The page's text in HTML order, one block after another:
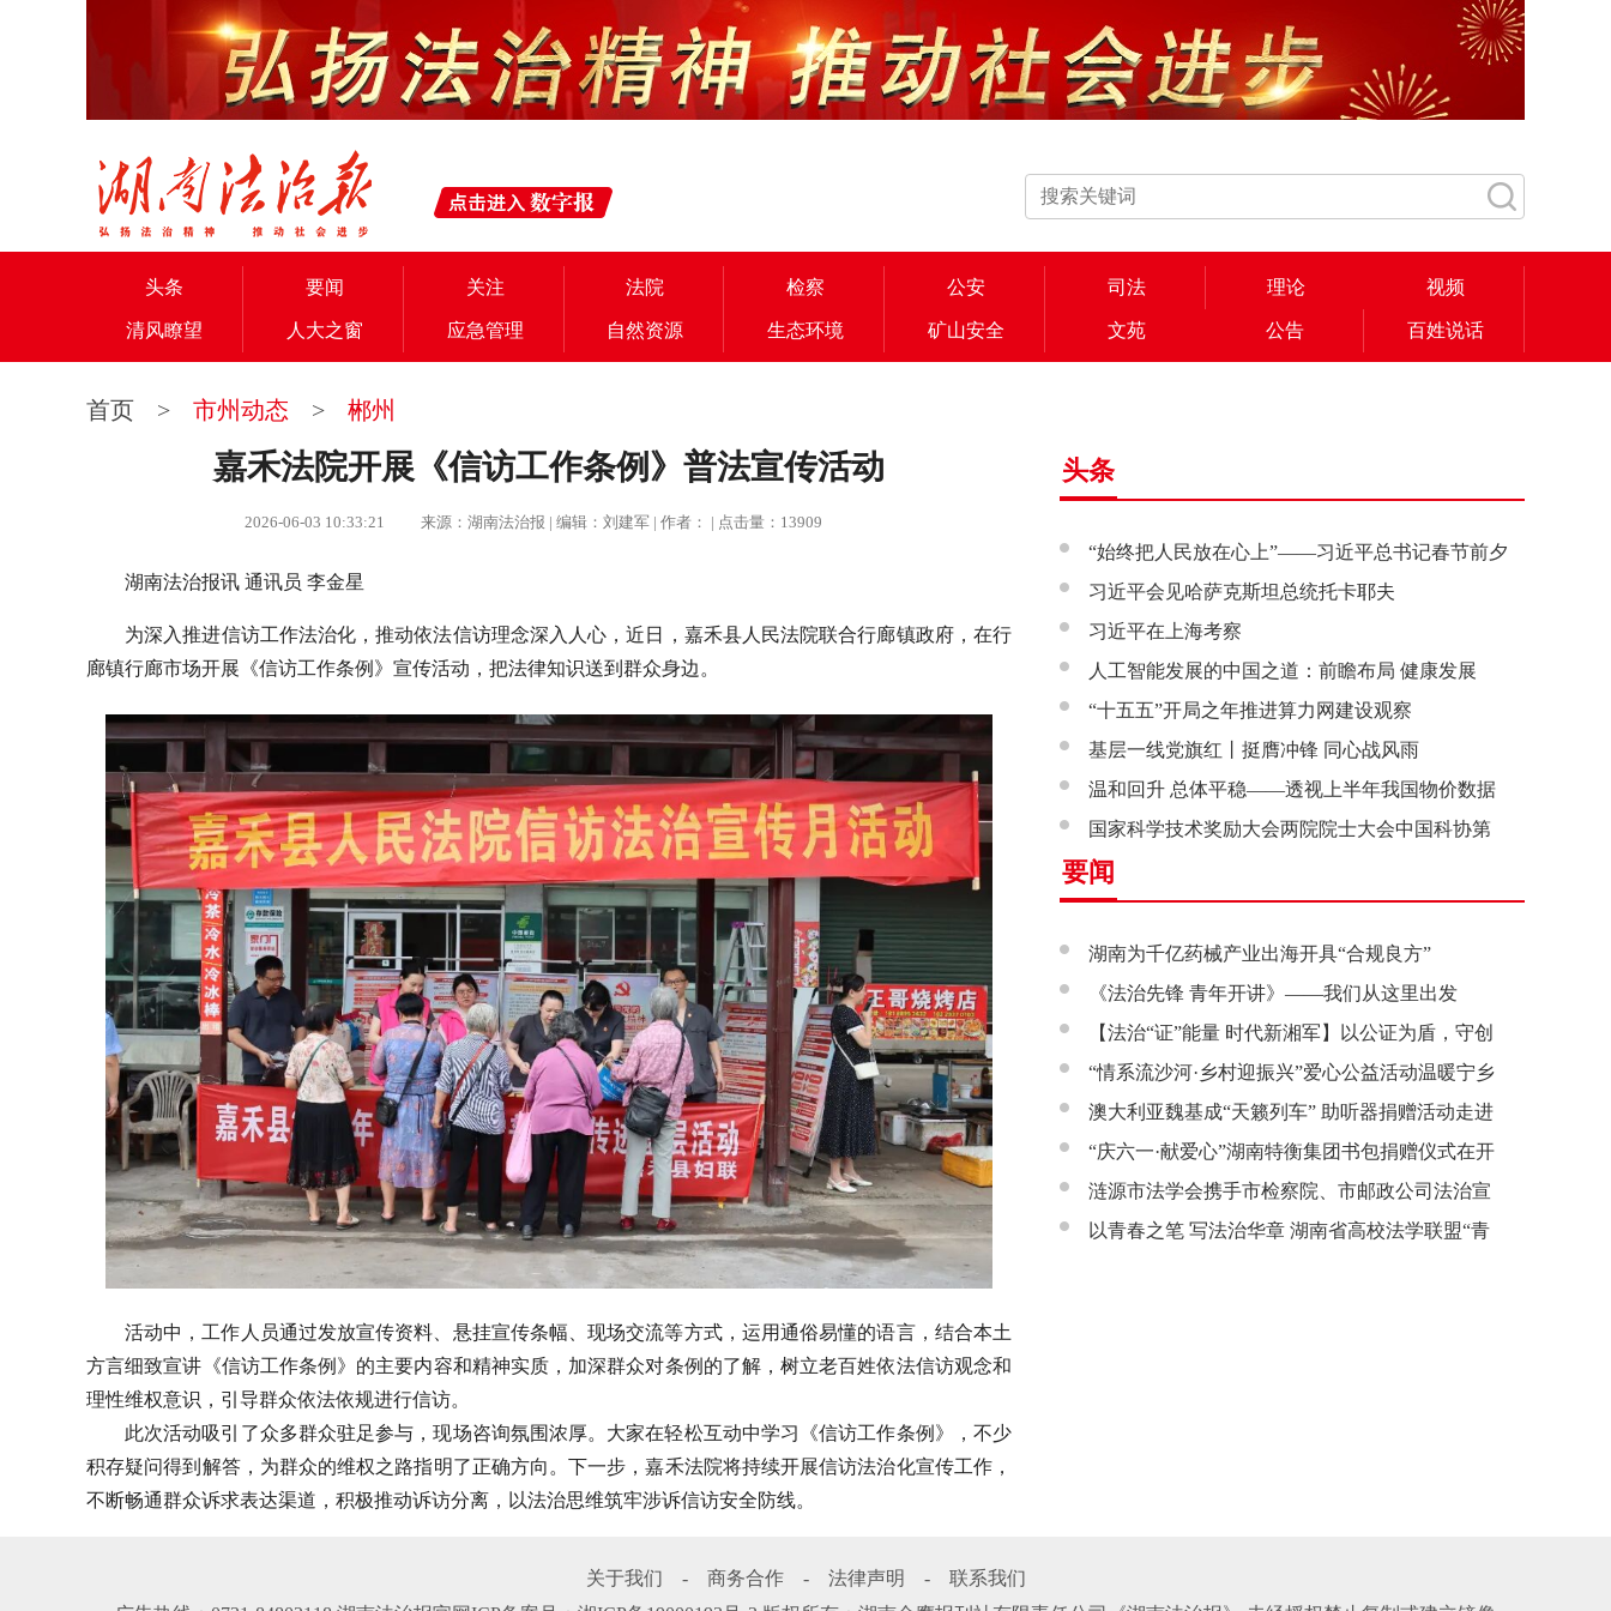
头条 要闻 关注 法院 检察 公安 司法 理论 视频
清风瞭望 人大之窗 应急管理 自然资源 生态环境 矿山安全 文苑 公告 百姓说话
首页 > 市州动态 > 郴州
嘉禾法院开展《信访工作条例》普法宣传活动
2026-06-03 10:33:21 来源：湖南法治报 | 编辑：刘建军 | 作者： | 点击量：13909
湖南法治报讯 通讯员 李金星
​为深入推进信访工作法治化，推动依法信访理念深入人心，近日，嘉禾县人民法院联合行廊镇政府，在行
廊镇行廊市场开展《信访工作条例》宣传活动，把法律知识送到群众身边。
活动中，工作人员通过发放宣传资料、悬挂宣传条幅、现场交流等方式，运用通俗易懂的语言，结合本土
方言细致宣讲《信访工作条例》的主要内容和精神实质，加深群众对条例的了解，树立老百姓依法信访观念和
理性维权意识，引导群众依法依规进行信访。
此次活动吸引了众多群众驻足参与，现场咨询氛围浓厚。大家在轻松互动中学习《信访工作条例》，不少
积存疑问得到解答，为群众的维权之路指明了正确方向。下一步，嘉禾法院将持续开展信访法治化宣传工作，
不断畅通群众诉求表达渠道，积极推动诉访分离，以法治思维筑牢涉诉信访安全防线。
头条
“始终把人民放在心上”——习近平总书记春节前夕
赴辽宁看望慰问基层干部群众纪实
习近平会见哈萨克斯坦总统托卡耶夫
习近平在上海考察
人工智能发展的中国之道：前瞻布局 健康发展
“十五五”开局之年推进算力网建设观察
基层一线党旗红丨挺膺冲锋 同心战风雨
温和回升 总体平稳——透视上半年我国物价数据
国家科学技术奖励大会两院院士大会中国科协第
十一次全国代表大会在京召开
要闻
湖南为千亿药械产业出海开具“合规良方”
《法治先锋 青年开讲》——我们从这里出发
【法治“证”能量 时代新湘军】以公证为盾，守创
新之魂 湖南青年公证人为知识产权保护筑牢防线
“情系流沙河·乡村迎振兴”爱心公益活动温暖宁乡
市流沙河镇
澳大利亚魏基成“天籁列车” 助听器捐赠活动走进
开慧镇
“庆六一·献爱心”湖南特衡集团书包捐赠仪式在开
慧镇举行
涟源市法学会携手市检察院、市邮政公司法治宣
讲走进七星街镇仙洞中学
以青春之笔 写法治华章 湖南省高校法学联盟“青
关于我们 - 商务合作 - 法律声明 -
联系我们